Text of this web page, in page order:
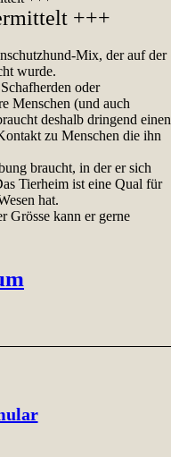
+++
Mix, der auf der
wurde.
oder
Menschen (und auch
deshalb dringend einen
zu Menschen die ihn
braucht, in der er sich
Tierheim ist eine Qual für
hat.
Grösse kann er gerne